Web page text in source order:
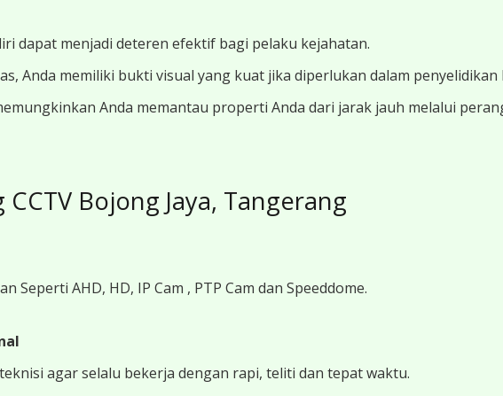
dapat menjadi deteren efektif bagi pelaku kejahatan.
Anda memiliki bukti visual yang kuat jika diperlukan dalam penyelidikan
Anda memantau properti Anda dari jarak jauh melalui
Bojong Jaya, Tangerang
AHD, HD, IP Cam , PTP Cam dan Speeddome.
agar selalu bekerja dengan rapi, teliti dan tepat waktu.